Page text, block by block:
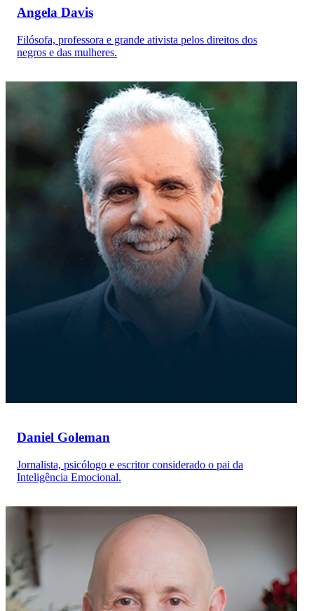
Angela Davis
Filósofa, professora e grande ativista pelos direitos dos
negros e das mulheres.
Daniel Goleman
Jornalista, psicólogo e escritor considerado o pai da
Inteligência Emocional.